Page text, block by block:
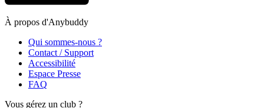
À propos d'Anybuddy
Qui sommes-nous ?
Contact / Support
Accessibilité
Espace Presse
FAQ
Vous gérez un club ?